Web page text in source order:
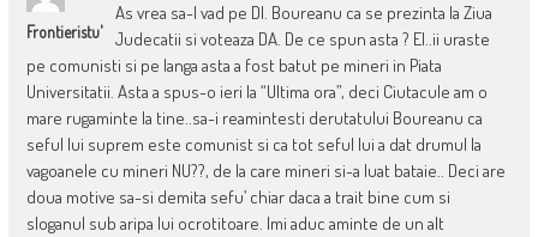
Frontieristu'
As vrea sa-l vad pe Dl. Boureanu ca se prezinta la Ziua
Judecatii si voteaza DA. De ce spun asta ? El..ii uraste
pe comunisti si pe langa asta a fost batut pe mineri in Piata
Universitatii. Asta a spus-o ieri la “Ultima ora”, deci Ciutacule am o
mare rugaminte la tine..sa-i reamintesti derutatului Boureanu ca
seful lui suprem este comunist si ca tot seful lui a dat drumul la
vagoanele cu mineri NU??, de la care mineri si-a luat bataie.. Deci are
doua motive sa-si demita sefu’ chiar daca a trait bine cum si
sloganul sub aripa lui ocrotitoare. Imi aduc aminte de un alt